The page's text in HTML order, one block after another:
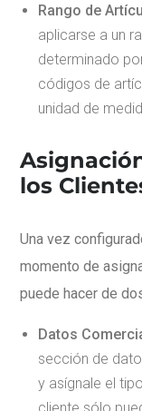
Rango de
aplicarse a un
determinado
códigos de
unidad de
los
Una vez
momento de
puede hacer de
Datos
sección de
y asígnale el